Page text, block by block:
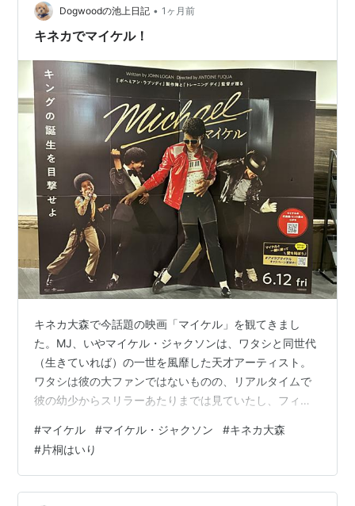
るとプールで泳ぎ、家に帰って食事を作る、そして翌朝
になると市場に寄って買い物をし、毎日きちんとお店を
み…
Dogwoodの池上日記 • 1ヶ月前
キネカでマイケル！
キネカ大森で今話題の映画「マイケル」を観てきまし
た。MJ、いやマイケル・ジャクソンは、ワタシと同世代
（生きていれば）の一世を風靡した天才アーティスト。
ワタシは彼の大ファンではないものの、リアルタイムで
彼の幼少からスリラーあたりまでは見ていたし、フィン
Beat It（ビートイット）のギターリフは、当時コピーし
て弾いた記憶があります。ソロは無理でしたが。あっ、
話が逸れました。 マイケルジャクソンの甥っ子が思いの
ほか熱演で、ワタシ的にはとても楽しめて良い映画でし
#マイケル #マイケル・ジャクソン #キネカ大森
#片桐はいり